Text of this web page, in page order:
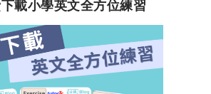
載小學英文全方位練習